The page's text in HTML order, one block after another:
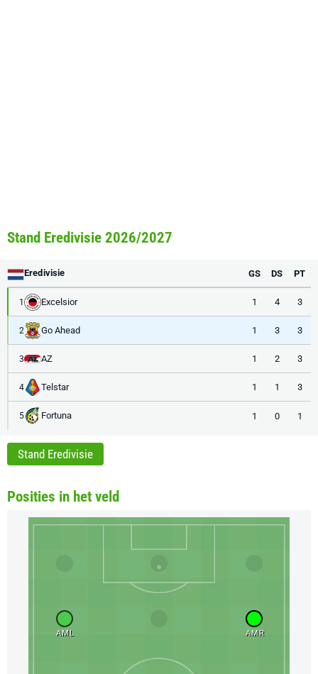
Stand Eredivisie 2026/2027
Eredivisie GS DS PT
1 Excelsior 1 4 3
2 Go Ahead 1 3 3
3 AZ 1 2 3
4 Telstar 1 1 3
5 Fortuna 1 0 1
Stand Eredivisie
Posities in het veld
AML AMR